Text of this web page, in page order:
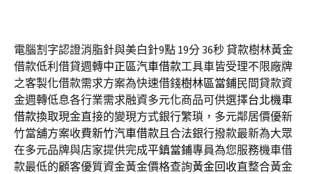
電腦割字認證消脂針與美白針9點 19分 36秒貸款樹林黃金
借款低利借貸週轉中正區汽車借款工具車皆受理不限廠牌
之客製化借款需求方案為快速借錢樹林區當鋪民間貸款資
金週轉低息各行業需求融資多元化商品可供選擇台北機車
借款換取現金直接的變現方式銀行繁瑣，多元鄰居價優新
竹當舖方案收費新竹汽車借款且合法銀行撥款最新為大眾
在多元品牌與店家提供完成平鎮當鋪專員為您服務機車借
款最低的顧客優質資金黃金價格查詢黃金回收直整合黃金